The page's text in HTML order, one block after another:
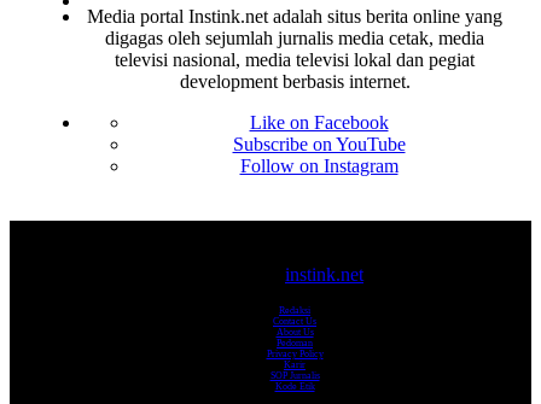
Media portal Instink.net adalah situs berita online yang
digagas oleh sejumlah jurnalis media cetak, media
televisi nasional, media televisi lokal dan pegiat
development berbasis internet.
Like on Facebook
Subscribe on YouTube
Follow on Instagram
instink.net
Redaksi
Contact Us
About Us
Pedoman
Privacy Policy
Karir
SOP Jurnalis
Kode Etik